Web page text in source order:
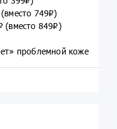
749₽)
(вместо 849₽)
проблемной коже